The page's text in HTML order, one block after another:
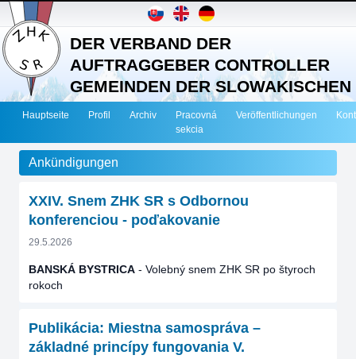
DER VERBAND DER
AUFTRAGGEBER CONTROLLER
GEMEINDEN DER SLOWAKISCHEN
REPUBLIK
Hauptseite Profil Archiv
Pracovná
sekcia
Veröffentlichungen
Ankündigungen
XXIV. Snem ZHK SR s Odbornou
konferenciou - poďakovanie
29.5.2026
BANSKÁ BYSTRICA - Volebný snem ZHK SR po štyroch
rokoch
Publikácia: Miestna samospráva –
základné princípy fungovania V.